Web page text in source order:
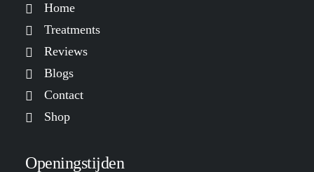
Home
Treatments
Reviews
Blogs
Contact
Shop
Openingstijden